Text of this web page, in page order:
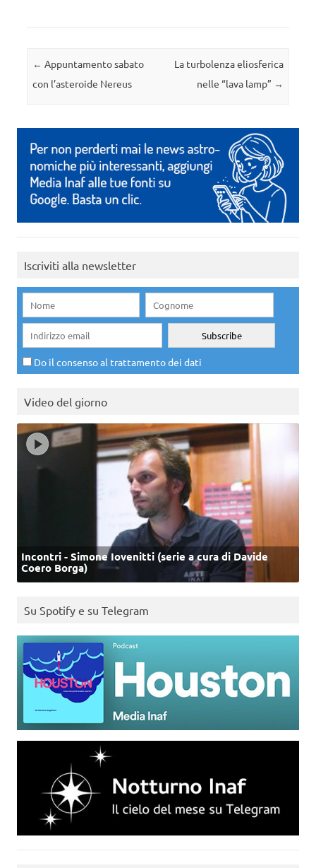
Navigazione articolo
← Appuntamento sabato
con l’asteroide Nereus
La turbolenza eliosferica
nelle “lava lamp” →
Iscriviti alla newsletter
Do il consenso al trattamento dei dati
Video del giorno
Incontri - Simone Iovenitti (serie a cura di Davide
Coero Borga)
Su Spotify e su Telegram